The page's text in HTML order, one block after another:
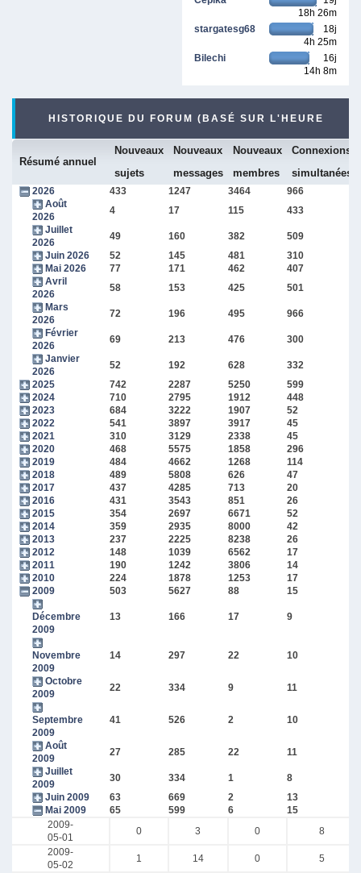
18h 26m
stargatesg68
18j
4h 25m
Bilechi
16j
14h 8m
HISTORIQUE DU FORUM (BASÉ SUR L'HEURE
Résumé annuel
Nouveaux
sujets
Nouveaux
messages
Nouveaux
membres
Connexions
simultanées
2026 433 1247 3464 966
Août
2026
4 17 115 433
Juillet
2026
49 160 382 509
Juin 2026
52 145 481 310
Mai 2026
77 171 462 407
Avril
2026
58 153 425 501
Mars
2026
72 196 495 966
Février
2026
69 213 476 300
Janvier
2026
52 192 628 332
2025
742 2287 5250 599
2024
710 2795 1912 448
2023
684 3222 1907 52
2022
541 3897 3917 45
2021
310 3129 2338 45
2020
468 5575 1858 296
2019
484 4662 1268 114
2018
489 5808 626 47
2017
437 4285 713 20
2016
431 3543 851 26
2015
354 2697 6671 52
2014
359 2935 8000 42
2013
237 2225 8238 26
2012
148 1039 6562 17
2011
190 1242 3806 14
2010
224 1878 1253 17
2009
503 5627 88 15
Décembre
2009
13 166 17 9
Novembre
2009
14 297 22 10
Octobre
2009
22 334 9 11
Septembre
2009
41 526 2 10
Août
2009
27 285 22 11
Juillet
2009
30 334 1 8
Juin 2009
63 669 2 13
Mai 2009
65 599 6 15
2009-
05-01
0 3 0
8
2009-
05-02
1 14 0
5